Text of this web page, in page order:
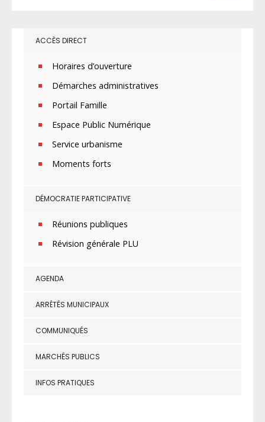
ACCÈS DIRECT
Horaires d’ouverture
Démarches administratives
Portail Famille
Espace Public Numérique
Service urbanisme
Moments forts
DÉMOCRATIE PARTICIPATIVE
Réunions publiques
Révision générale PLU
AGENDA
ARRÊTÉS MUNICIPAUX
COMMUNIQUÉS
MARCHÉS PUBLICS
INFOS PRATIQUES